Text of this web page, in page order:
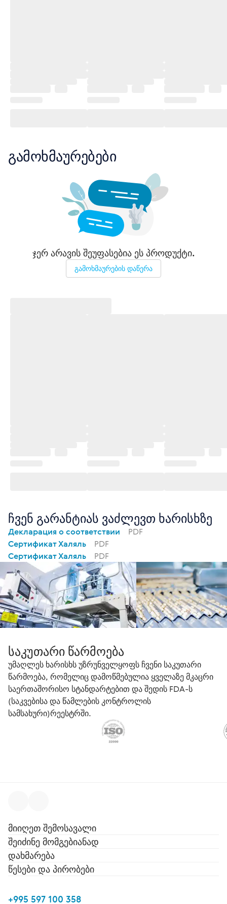
გამოხმაურებები
ჯერ არავის შეუფასებია ეს პროდუქტი.
გამოხმაურების დაწერა
ჩვენ გარანტიას ვაძლევთ ხარისხზე
Декларация о соответствии
PDF
Сертификат Халяль
PDF
Сертификат Халяль
PDF
საკუთარი წარმოება
უმაღლეს ხარისხს უზრუნველყოფს ჩვენი საკუთარი
წარმოება, რომელიც დამოწმებულია ყველაზე მკაცრი
საერთაშორისო სტანდარტებით და შედის FDA-ს
(საკვებისა და წამლების კონტროლის
სამსახური)რეესტრში.
მიიღეთ შემოსავალი
შეიძინე მომგებიანად
დახმარება
წესები და პირობები
+995 597 100 358